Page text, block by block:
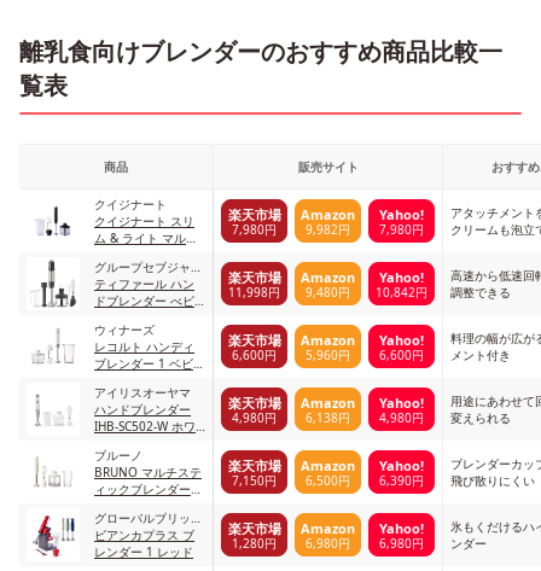
離乳食向けブレンダーのおすすめ商品比較一
覧表
商品 販売サイト おすす
クイジナート
クイジナート スリ
ム & ライト マルチ
ブラック HB-504KJ
楽天市場
7,980円
Amazon
9,982円
Yahoo!
7,980円
アタッチメント
クリームも泡立
グループセブジャパ
ン
ティファール ハン
ドブレンダー べビ
HB65H8JPA
楽天市場
11,998円
Amazon
9,480円
Yahoo!
10,842円
高速から低速回
調整できる
ウィナーズ
レコルト ハンディ
ブレンダー 1 ベビー
楽天市場
6,600円
Amazon
5,960円
Yahoo!
6,600円
料理の幅が広が
メント付き
アイリスオーヤマ
ハンドブレンダー
IHB-SC502-W ホワ
楽天市場
4,980円
Amazon
6,138円
Yahoo!
4,980円
用途にあわせて
変えられる
ブルーノ
BRUNO マルチステ
ィックブレンダー
リー
楽天市場
7,150円
Amazon
6,500円
Yahoo!
6,390円
ブレンダーカッ
飛び散りにくい
グローバルブリッジ
トレーディング
ビアンカプラス ブ
レンダー 1 レッド
楽天市場
1,280円
Amazon
6,980円
Yahoo!
6,980円
氷もくだけるハ
ンダー